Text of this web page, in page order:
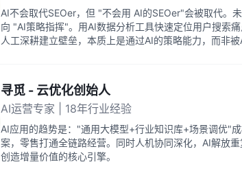
AI不会取代SEOer，但 "不会用 AI的SEOer"会被取代。
向 "AI策略指挥"。用AI数据分析工具快速定位用户搜索
人工深耕建立壁垒，本质上是通过AI的策略能力，而非被
寻觅 - 云优化创始人
AI运营专家 | 18年行业经验
AI应用的趋势是："通用大模型+行业知识库+场景调优"
案，零售打通全链路经营。同时人机协同深化，AI解放
创造增量价值的核心引擎。